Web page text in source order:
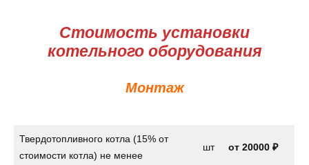
Стоимость установки
котельного оборудования
Монтаж
Твердотопливного котла (15% от
стоимости котла) не менее
шт от 20000 ₽